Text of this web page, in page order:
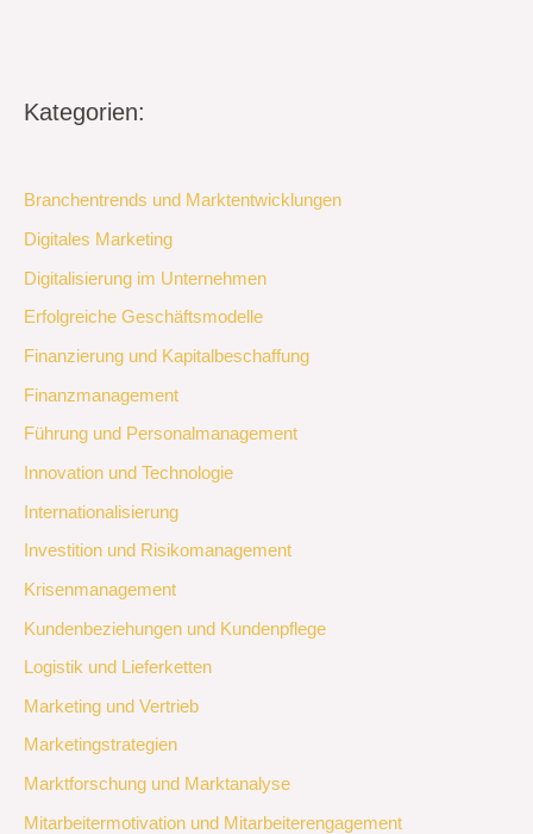
Kategorien:
Branchentrends und Marktentwicklungen
Digitales Marketing
Digitalisierung im Unternehmen
Erfolgreiche Geschäftsmodelle
Finanzierung und Kapitalbeschaffung
Finanzmanagement
Führung und Personalmanagement
Innovation und Technologie
Internationalisierung
Investition und Risikomanagement
Krisenmanagement
Kundenbeziehungen und Kundenpflege
Logistik und Lieferketten
Marketing und Vertrieb
Marketingstrategien
Marktforschung und Marktanalyse
Mitarbeitermotivation und Mitarbeiterengagement